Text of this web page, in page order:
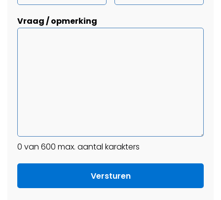
Vraag / opmerking
0 van 600 max. aantal karakters